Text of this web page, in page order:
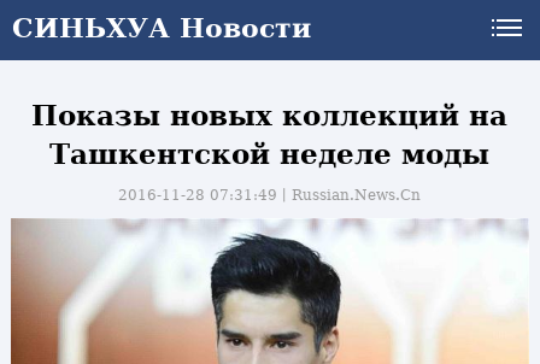
СИНЬХУА Новости
Показы новых коллекций на
Ташкентской неделе моды
2016-11-28 07:31:49丨Russian.News.Cn